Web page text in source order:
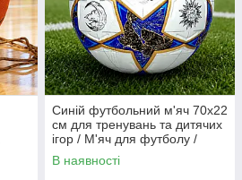
Синій футбольний м'яч 70х22
см для тренувань та дитячих
ігор / М'яч для футболу /
Спортивний інвентар
В наявності